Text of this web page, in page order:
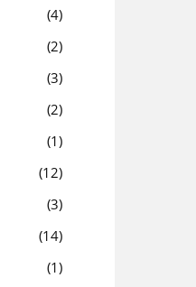
4
2
3
2
1
12
3
14
1